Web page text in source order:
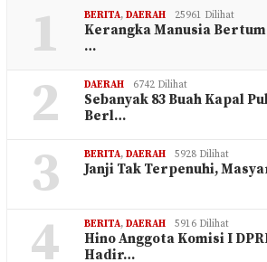
1 BERITA, DAERAH 25961 Dilihat
Kerangka Manusia
…
2 DAERAH 6742 Dilihat
Sebanyak 83 Buah Kapal
Berl…
3 BERITA, DAERAH 5928 Dilihat
Janji Tak Terpenuhi,
4 BERITA, DAERAH 5916 Dilihat
Hino Anggota Komisi I
Hadir…